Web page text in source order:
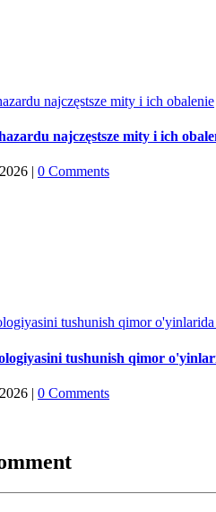
najczęstsze mity i ich obalenie
najczęstsze mity i ich
| 0 Comments
tushunish qimor o'yinlarida
tushunish qimor
| 0 Comments